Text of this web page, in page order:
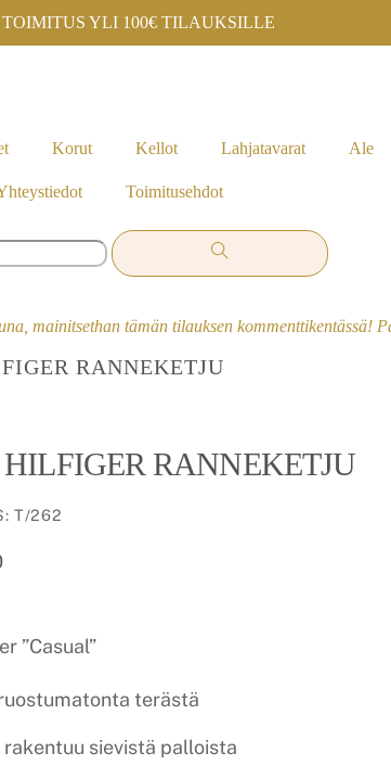
YLI 100€ TILAUKSILLE
Korut Kellot Lahjatavarat Ale
Toimitusehdot
mainitsethan tämän tilauksen kommenttikentässä!
RANNEKETJU
RANNEKETJU
: T/262
Nykyinen
€39.50.
”Casual”
terästä
rakentuu sievistä palloista